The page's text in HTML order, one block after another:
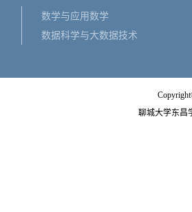
数学与应用数学
数据科学与大数据技术
聊城大学东昌